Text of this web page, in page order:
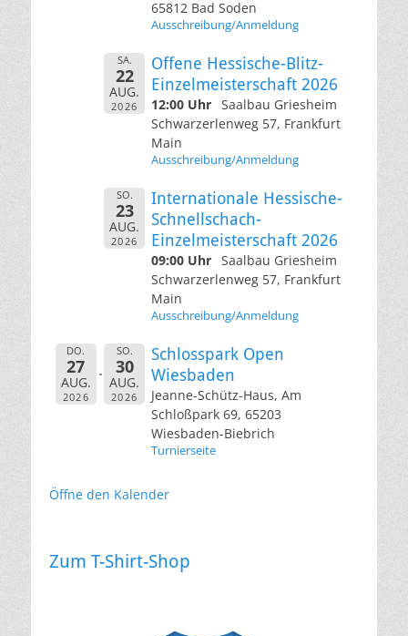
65812 Bad Soden
Ausschreibung/Anmeldung
SA.
22
AUG.
2026
Offene Hessische-Blitz-
Einzelmeisterschaft 2026
12:00 Uhr Saalbau Griesheim
Schwarzerlenweg 57, Frankfurt
Main
Ausschreibung/Anmeldung
SO.
23
AUG.
2026
Internationale Hessische-
Schnellschach-
Einzelmeisterschaft 2026
09:00 Uhr Saalbau Griesheim
Schwarzerlenweg 57, Frankfurt
Main
Ausschreibung/Anmeldung
DO.
27
AUG.
2026
SO.
30
AUG.
2026
Schlosspark Open
Wiesbaden
Jeanne-Schütz-Haus, Am
Schloßpark 69, 65203
Wiesbaden-Biebrich
Turnierseite
Öffne den Kalender
Zum T-Shirt-Shop